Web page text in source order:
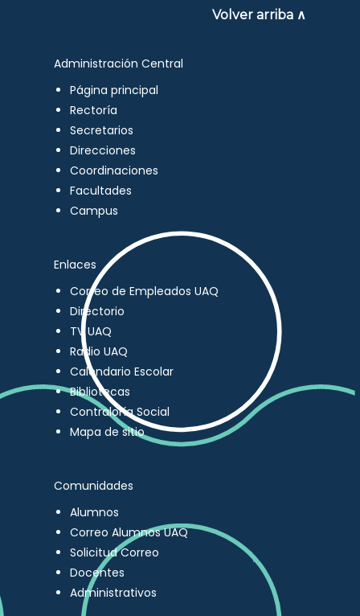
Volver arriba ∧
Administración Central
Página principal
Rectoría
Secretarios
Direcciones
Coordinaciones
Facultades
Campus
Enlaces
Correo de Empleados UAQ
Directorio
TV UAQ
Radio UAQ
Calendario Escolar
Bibliotecas
Contraloría Social
Mapa de sitio
Comunidades
Alumnos
Correo Alumnos UAQ
Solicitud Correo
Docentes
Administrativos